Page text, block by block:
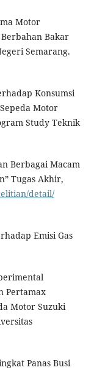
Motor
Bakar
Semarang.
Konsumsi
Motor
Study Teknik
Berbagai Macam
Tugas Akhir,
detail/
Emisi Gas
Pertamax
Motor Suzuki
Panas Busi